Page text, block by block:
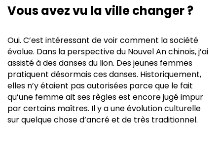
Vous avez vu la ville changer ?
Oui. C’est intéressant de voir comment la société
évolue. Dans la perspective du Nouvel An chinois, j’ai
assisté à des danses du lion. Des jeunes femmes
pratiquent désormais ces danses. Historiquement,
elles n’y étaient pas autorisées parce que le fait
qu’une femme ait ses règles est encore jugé impur
par certains maîtres. Il y a une évolution culturelle
sur quelque chose d’ancré et de très traditionnel.